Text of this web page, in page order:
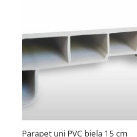
Parapet uni PVC biela 15 cm